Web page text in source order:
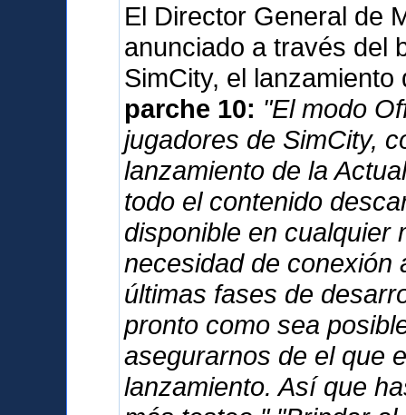
El Director General de
anunciado a través del
SimCity, el
parche 10: "El modo
jugadores de SimCity,
lanzamiento de la
todo el contenido
disponible en cualquier
necesidad de conexión
últimas fases de
pronto como sea
asegurarnos de el que
lanzamiento. Así que